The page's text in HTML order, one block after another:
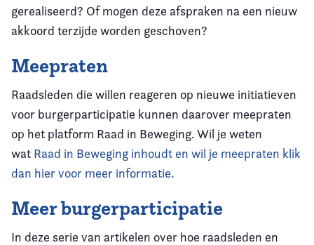
gerealiseerd? Of mogen deze afspraken na een nieuw
akkoord terzijde worden geschoven?
Meepraten
Raadsleden die willen reageren op nieuwe initiatieven
voor burgerparticipatie kunnen daarover meepraten
op het platform Raad in Beweging. Wil je weten
wat Raad in Beweging inhoudt en wil je meepraten klik
dan hier voor meer informatie.
Meer burgerparticipatie
In deze serie van artikelen over hoe raadsleden en